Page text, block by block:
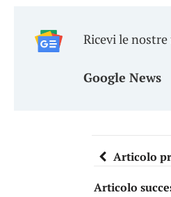
Ricevi le
Google News
Articolo
Articolo